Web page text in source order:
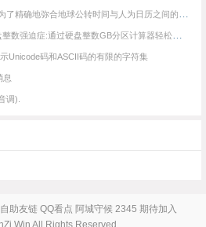
精确地弥合地球公转时间与人为日历之间的差异
强迫症:通过硬盘整数GB分区计算器轻松得到整数MB的分区.
Unicode码和ASCII码的有限的字符集
息
调).
自助友链 QQ看点 阿城守候 2345 期待加入
All Rights Reserved.